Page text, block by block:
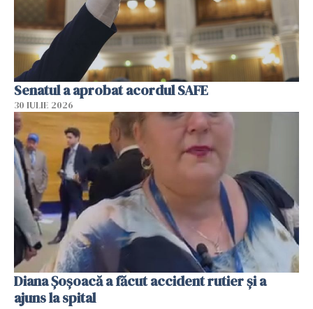
Senatul a aprobat acordul SAFE
30 IULIE 2026
Diana Șoșoacă a făcut accident rutier și a
ajuns la spital